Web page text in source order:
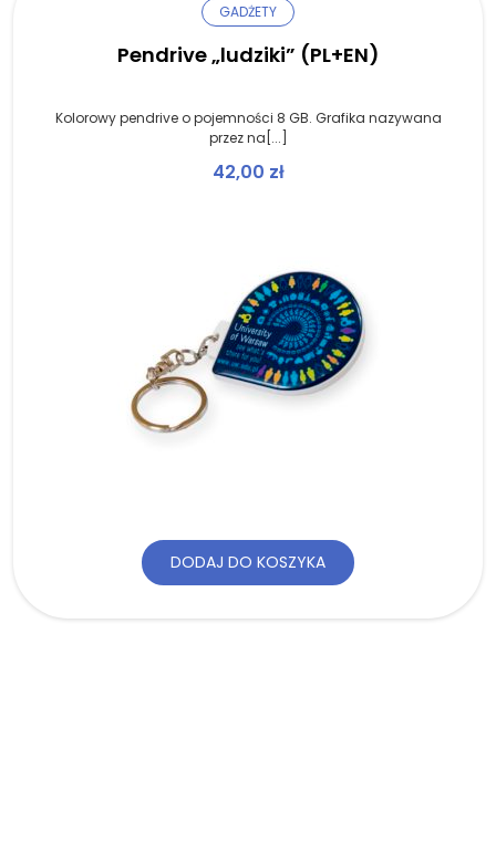
GADŻETY
Pendrive „ludziki” (PL+EN)
Kolorowy pendrive o pojemności 8 GB. Grafika nazywana
przez na[...]
42,00 zł
DODAJ DO KOSZYKA